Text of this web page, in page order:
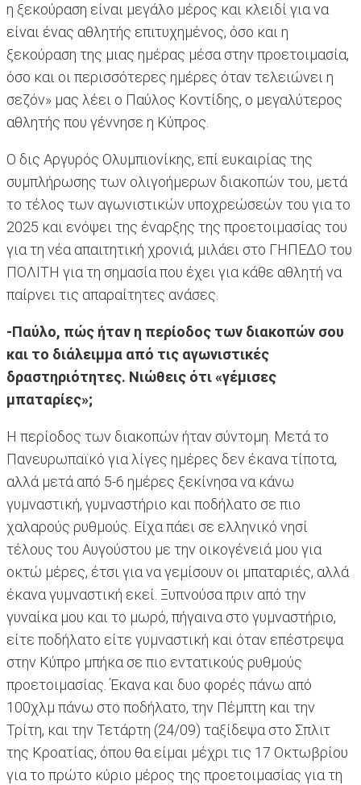
η ξεκούραση είναι μεγάλο μέρος και κλειδί για να
είναι ένας αθλητής επιτυχημένος, όσο και η
ξεκούραση της μιας ημέρας μέσα στην προετοιμασία,
όσο και οι περισσότερες ημέρες όταν τελειώνει η
σεζόν» μας λέει ο Παύλος Κοντίδης, ο μεγαλύτερος
αθλητής που γέννησε η Κύπρος.
Ο δις Αργυρός Ολυμπιονίκης, επί ευκαιρίας της
συμπλήρωσης των ολιγοήμερων διακοπών του, μετά
το τέλος των αγωνιστικών υποχρεώσεών του για το
2025 και ενόψει της έναρξης της προετοιμασίας του
για τη νέα απαιτητική χρονιά, μιλάει στο ΓΗΠΕΔΟ του
ΠΟΛΙΤΗ για τη σημασία που έχει για κάθε αθλητή να
παίρνει τις απαραίτητες ανάσες.
-Παύλο, πώς ήταν η περίοδος των διακοπών σου
και το διάλειμμα από τις αγωνιστικές
δραστηριότητες. Νιώθεις ότι «γέμισες
μπαταρίες»;
H περίοδος των διακοπών ήταν σύντομη. Μετά το
Πανευρωπαϊκό για λίγες ημέρες δεν έκανα τίποτα,
αλλά μετά από 5-6 ημέρες ξεκίνησα να κάνω
γυμναστική, γυμναστήριο και ποδήλατο σε πιο
χαλαρούς ρυθμούς. Είχα πάει σε ελληνικό νησί
τέλους του Αυγούστου με την οικογένειά μου για
οκτώ μέρες, έτσι για να γεμίσουν οι μπαταριές, αλλά
έκανα γυμναστική εκεί. Ξυπνούσα πριν από την
γυναίκα μου και το μωρό, πήγαινα στο γυμναστήριο,
είτε ποδήλατο είτε γυμναστική και όταν επέστρεψα
στην Κύπρο μπήκα σε πιο εντατικούς ρυθμούς
προετοιμασίας. Έκανα και δυο φορές πάνω από
100χλμ πάνω στο ποδήλατο, την Πέμπτη και την
Τρίτη, και την Τετάρτη (24/09) ταξίδεψα στο Σπλιτ
της Κροατίας, όπου θα είμαι μέχρι τις 17 Οκτωβρίου
για το πρώτο κύριο μέρος της προετοιμασίας για τη